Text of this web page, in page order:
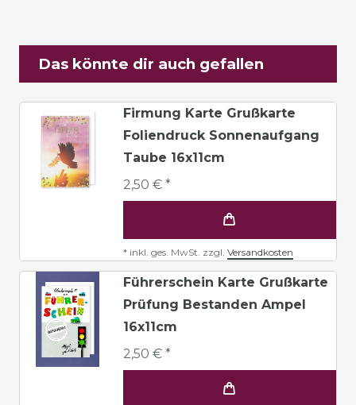
Das könnte dir auch gefallen
Firmung Karte Grußkarte
Foliendruck Sonnenaufgang
Taube 16x11cm
2,50 € *
* inkl. ges. MwSt. zzgl. Versandkosten
Führerschein Karte Grußkarte
Prüfung Bestanden Ampel
16x11cm
2,50 € *